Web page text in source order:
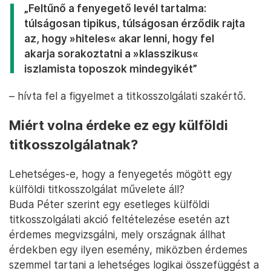
„Feltűnő a fenyegető levél tartalma:
túlságosan tipikus, túlságosan érződik rajta
az, hogy »hiteles« akar lenni, hogy fel
akarja sorakoztatni a »klasszikus«
iszlamista toposzok mindegyikét”
– hívta fel a figyelmet a titkosszolgálati szakértő.
Miért volna érdeke ez egy külföldi
titkosszolgálatnak?
Lehetséges-e, hogy a fenyegetés mögött egy
külföldi titkosszolgálat művelete áll?
Buda Péter szerint egy esetleges külföldi
titkosszolgálati akció feltételezése esetén azt
érdemes megvizsgálni, mely országnak állhat
érdekben egy ilyen esemény, miközben érdemes
szemmel tartani a lehetséges logikai összefüggést a